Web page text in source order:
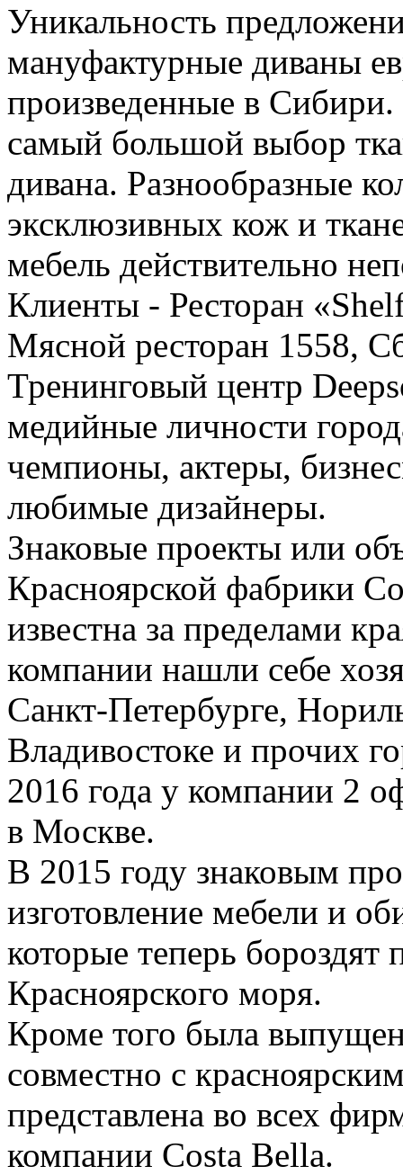
Уникальность
мануфактурные диваны
произведенные в
самый большой выбор
дивана. Разнообразные
эксклюзивных кож и
мебель действительно
Клиенты - Ресторан
Мясной ресторан 1558,
Тренинговый центр
медийные личности
чемпионы, актеры,
любимые дизайнеры.
Знаковые проекты или
Красноярской фабрики
известна за пределами
компании нашли себе
Санкт-Петербурге,
Владивостоке и прочих
2016 года у компании 2
в Москве.
В 2015 году знаковым
изготовление мебели и
которые теперь бороздят
Красноярского моря.
Кроме того была
совместно с
представлена во всех
компании Costa Bella.